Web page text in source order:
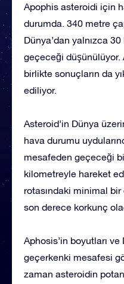
Apophis asteroidi için
durumda. 340 metre
Dünya’dan yalnızca
geçeceği
birlikte sonuçların da
ediliyor.
Asteroid’in Dünya
hava durumu
mesafeden geçeceği
kilometreyle hareket
rotasındaki minimal
son derece korkunç
Aphosis’in boyutları ve
geçerkenki mesafesi
zaman asteroidin